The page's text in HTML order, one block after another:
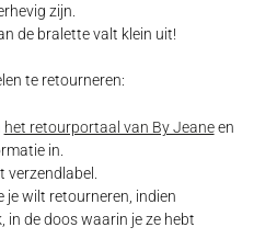
zijn.
de bralette valt klein uit!
te retourneren:
het retourportaal van By Jeaneen
in.
verzendlabel.
je wilt retourneren, indien
in de doos waarin je ze hebt